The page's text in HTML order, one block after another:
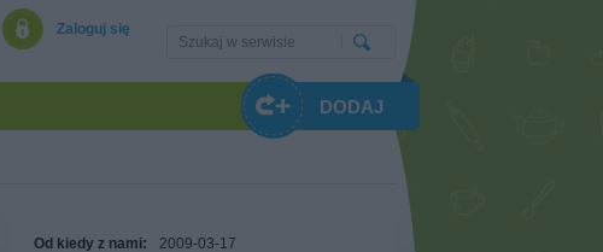
Zaloguj się
DODAJ
Od kiedy z nami:
2009-03-17